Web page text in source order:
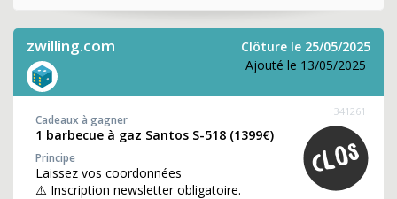
zwilling.com
Clôture le 25/05/2025
Ajouté le 13/05/2025
341261
Cadeaux à gagner
1 barbecue à gaz Santos S-518 (1399€)
Principe
Laissez vos coordonnées
⚠️ Inscription newsletter obligatoire.